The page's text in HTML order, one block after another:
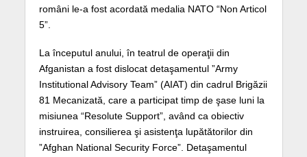
români le-a fost acordată medalia NATO “Non Articol
5”.
La începutul anului, în teatrul de operaţii din
Afganistan a fost dislocat detaşamentul ”Army
Institutional Advisory Team” (AIAT) din cadrul Brigăzii
81 Mecanizată, care a participat timp de şase luni la
misiunea “Resolute Support”, având ca obiectiv
instruirea, consilierea şi asistenţa lupătătorilor din
”Afghan National Security Force”. Detaşamentul